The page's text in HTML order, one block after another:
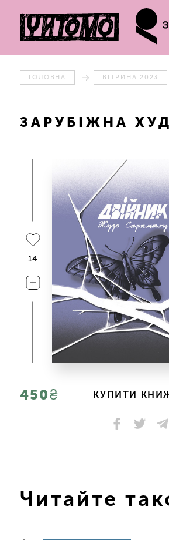
ГОЛОВНА ВІТРИНА 2023
ЗАРУБІЖНА
14
450₴ КУПИТИ
Читайте